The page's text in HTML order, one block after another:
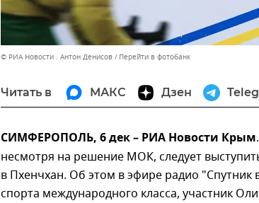
© РИА Новости . Антон Денисов Перейти в фотобанк
Читать в МАКС Дзен
СИМФЕРОПОЛЬ, 6 дек – РИА Новости Крым
несмотря на решение МОК, следует
в Пхенчхан. Об этом в эфире радио "Спутник
спорта международного класса, участник